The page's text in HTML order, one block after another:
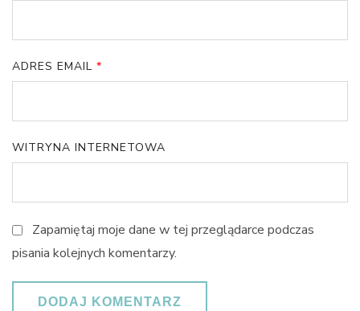
ADRES EMAIL *
WITRYNA INTERNETOWA
Zapamiętaj moje dane w tej przeglądarce podczas
pisania kolejnych komentarzy.